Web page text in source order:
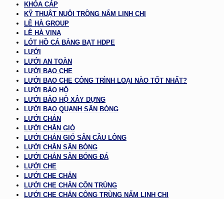
KHÓA CÁP
KỸ THUẬT NUÔI TRỒNG NẤM LINH CHI
LÊ HÀ GROUP
LÊ HÀ VINA
LÓT HỒ CÁ BẰNG BẠT HDPE
LƯỚI
LƯỚI AN TOÀN
LƯỚI BAO CHE
LƯỚI BAO CHE CÔNG TRÌNH LOẠI NÀO TỐT NHẤT?
LƯỚI BẢO HỘ
LƯỚI BẢO HỘ XÂY DỰNG
LƯỚI BAO QUANH SÂN BÓNG
LƯỚI CHẮN
LƯỚI CHẮN GIÓ
LƯỚI CHẮN GIÓ SÂN CẦU LÔNG
LƯỚI CHẮN SÂN BÓNG
LƯỚI CHẮN SÂN BÓNG ĐÁ
LƯỚI CHE
LƯỚI CHE CHẮN
LƯỚI CHE CHẮN CÔN TRÙNG
LƯỚI CHE CHẮN CÔNG TRÙNG NẤM LINH CHI